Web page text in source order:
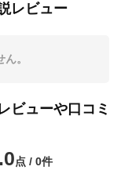
役：Jean Cocteau
レビュー
。
ビューや口コミ
点 / 0件